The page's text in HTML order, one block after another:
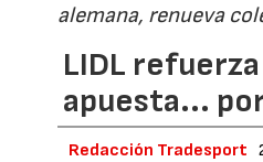
alemana, renueva
LIDL
apuesta...
Redacción Tradesport